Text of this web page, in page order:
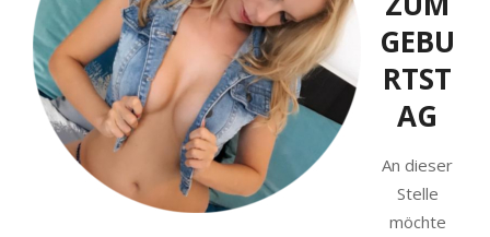
GEBU
RTST
AG
An dieser
Stelle
möchte